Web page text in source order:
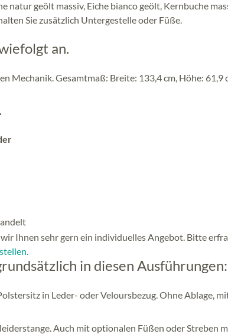
geölt massiv, Eiche bianco geölt, Kernbuche
Sie zusätzlich Untergestelle oder Füße.
an.
Mechanik. Gesamtmaß: Breite: 133,4 cm, Höhe: 61,9
Ihnen sehr gern ein individuelles Angebot. Bitte
in diesen Ausführungen:
in Leder- oder Veloursbezug. Ohne Ablage,
Auch mit optionalen Füßen oder Streben